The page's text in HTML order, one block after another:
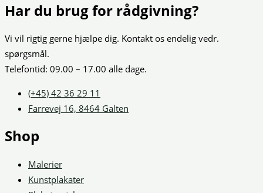
Har du brug for rådgivning?
Vi vil rigtig gerne hjælpe dig. Kontakt os endelig vedr.
spørgsmål.
Telefontid: 09.00 – 17.00 alle dage.
(+45) 42 36 29 11
Farrevej 16, 8464 Galten
Shop
Malerier
Kunstplakater